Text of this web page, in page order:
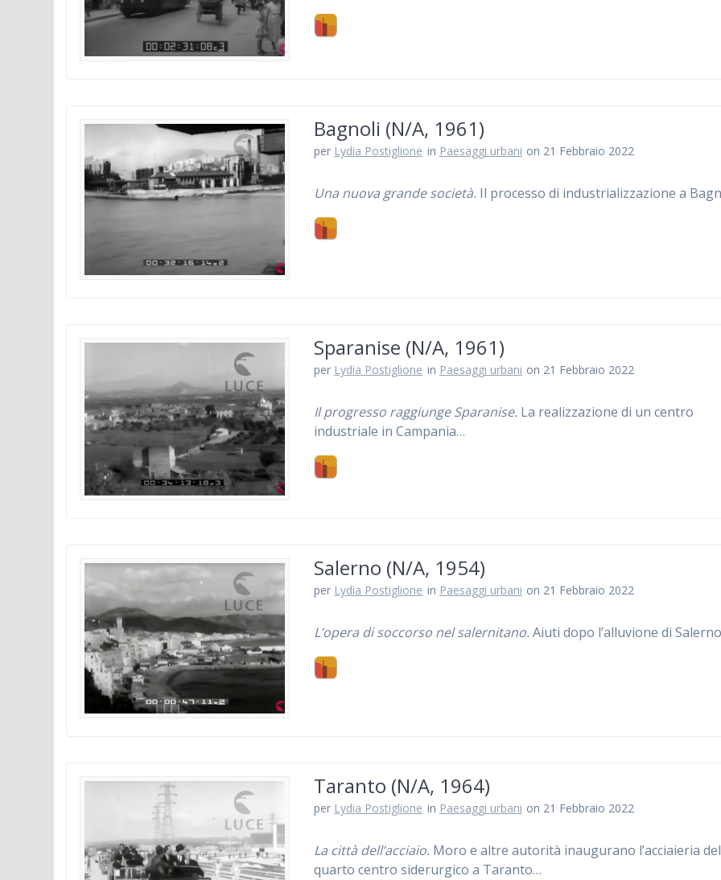
Bagnoli (N/A, 1961)
per Lydia Postiglione in Paesaggi urbani on 21 Febbraio 2022
Una nuova grande società. Il processo di industrializzazione a
Sparanise (N/A, 1961)
per Lydia Postiglione in Paesaggi urbani on 21 Febbraio 2022
Il progresso raggiunge Sparanise. La realizzazione di un centro
industriale in Campania…
Salerno (N/A, 1954)
per Lydia Postiglione in Paesaggi urbani on 21 Febbraio 2022
L’opera di soccorso nel salernitano. Aiuti dopo l’alluvione di
Taranto (N/A, 1964)
per Lydia Postiglione in Paesaggi urbani on 21 Febbraio 2022
La città dell’acciaio. Moro e altre autorità inaugurano l’acciaieria del
quarto centro siderurgico a Taranto…